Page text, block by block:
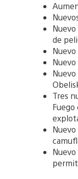
de
Tres